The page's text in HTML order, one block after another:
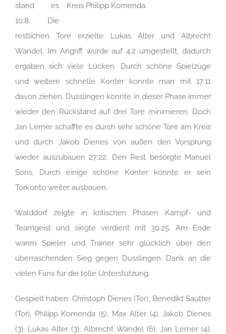
Kreis Philipp Komenda.
stand es
10:8. Die
restlichen Tore erzielte Lukas Alter und Albrecht
Wandel. Im Angriff wurde auf 4:2 umgestellt, dadurch
ergaben sich viele Lücken. Durch schöne Spielzüge
und weitere schnelle Konter konnte man mit 17:11
davon ziehen. Dusslingen konnte in dieser Phase immer
wieder den Rückstand auf drei Tore minimieren. Doch
Jan Lerner schaffte es durch sehr schöne Tore am Kreis
und durch Jakob Dienes von außen den Vorsprung
wieder auszubauen 27:22. Den Rest besorgte Manuel
Sons. Durch einige schöne Konter konnte er sein
Torkonto weiter ausbauen.
Walddorf zeigte in kritischen Phasen Kampf- und
Teamgeist und siegte verdient mit 30:25. Am Ende
waren Spieler und Trainer sehr glücklich über den
überraschenden Sieg gegen Dusslingen. Dank an die
vielen Fans für die tolle Unterstützung.
Gespielt haben: Christoph Dienes (Tor), Benedikt Sautter
(Tor), Philipp Komenda (5), Max Alter (4), Jakob Dienes
(3), Lukas Alter (3), Albrecht Wandel (6), Jan Lerner (4),